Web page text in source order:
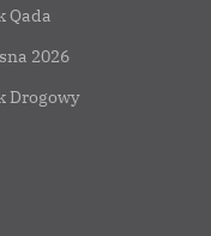
Qada
2026
Drogowy